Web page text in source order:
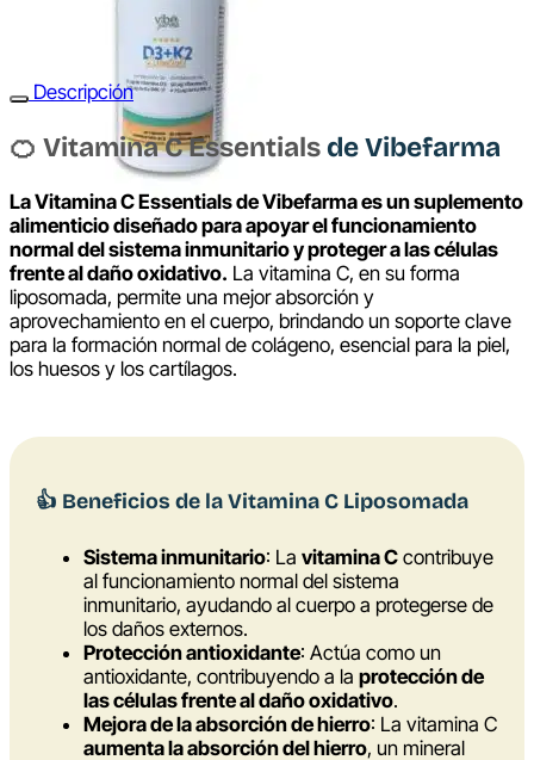
Descripción
🍊 Vitamina C Essentialsde Vibefarma
La Vitamina C Essentials de Vibefarma es un suplemento
alimenticio diseñado para apoyar el funcionamiento
normal del sistema inmunitario y proteger a las células
frente al daño oxidativo. La vitamina C, en su forma
liposomada, permite una mejor absorción y
aprovechamiento en el cuerpo, brindando un soporte clave
para la formación normal de colágeno, esencial para la piel,
los huesos y los cartílagos.
👍 Beneficios de la Vitamina C Liposomada
Sistema inmunitario: La vitamina Ccontribuye
al funcionamiento normal del sistema
inmunitario, ayudando al cuerpo a protegerse de
los daños externos.
Protección antioxidante: Actúa como un
antioxidante, contribuyendo a la protección de
las células frente al daño oxidativo.
Mejora de la absorción de hierro: La vitamina C
aumenta la absorción del hierro, un mineral